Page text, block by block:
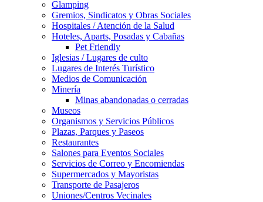
Glamping
Gremios, Sindicatos y Obras Sociales
Hospitales / Atención de la Salud
Hoteles, Aparts, Posadas y Cabañas
Pet Friendly
Iglesias / Lugares de culto
Lugares de Interés Turístico
Medios de Comunicación
Minería
Minas abandonadas o cerradas
Museos
Organismos y Servicios Públicos
Plazas, Parques y Paseos
Restaurantes
Salones para Eventos Sociales
Servicios de Correo y Encomiendas
Supermercados y Mayoristas
Transporte de Pasajeros
Uniones/Centros Vecinales